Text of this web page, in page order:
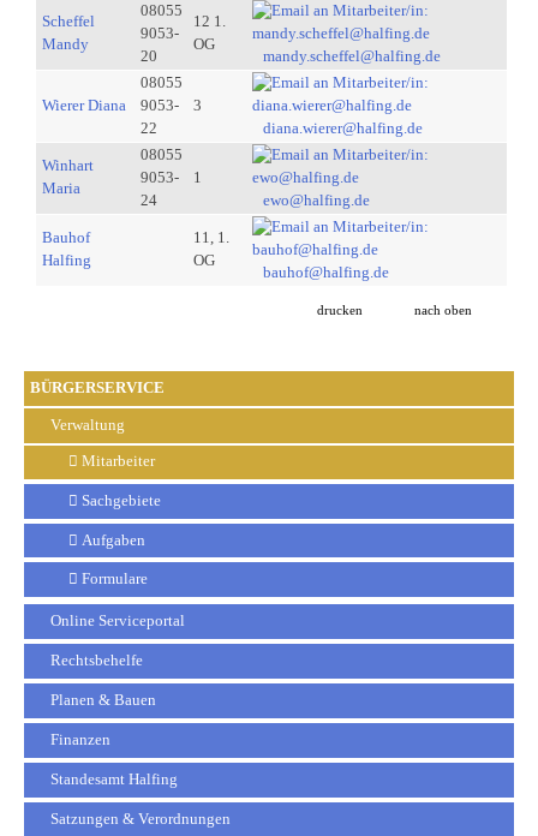
BÜRGERSERVICE
Verwaltung
Mitarbeiter
Sachgebiete
Aufgaben
Formulare
Online Serviceportal
Rechtsbehelfe
Planen & Bauen
Finanzen
Standesamt Halfing
Satzungen & Verordnungen
Scheffel
Mandy
08055
9053-
20
12 1.
OG
mandy.scheffel@halfing.de
Wierer Diana
08055
9053-
22
3
diana.wierer@halfing.de
Winhart
Maria
08055
9053-
24
1
ewo@halfing.de
Bauhof
Halfing
11, 1.
OG
bauhof@halfing.de
drucken nach oben